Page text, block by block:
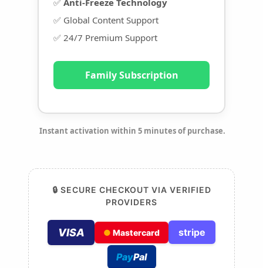
✅ Anti-Freeze Technology
✅ Global Content Support
✅ 24/7 Premium Support
Family Subscription
Instant activation within 5 minutes of purchase.
🔒 SECURE CHECKOUT VIA VERIFIED
PROVIDERS
VISA ● Mastercard stripe
PayPal